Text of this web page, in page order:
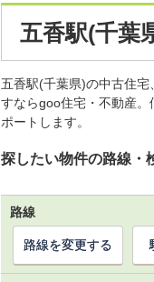
五香駅(千葉
五香駅(千葉県)の中古住
すならgoo住宅・不動産
ポートします。
探したい物件の路線・
路線
路線を変更する